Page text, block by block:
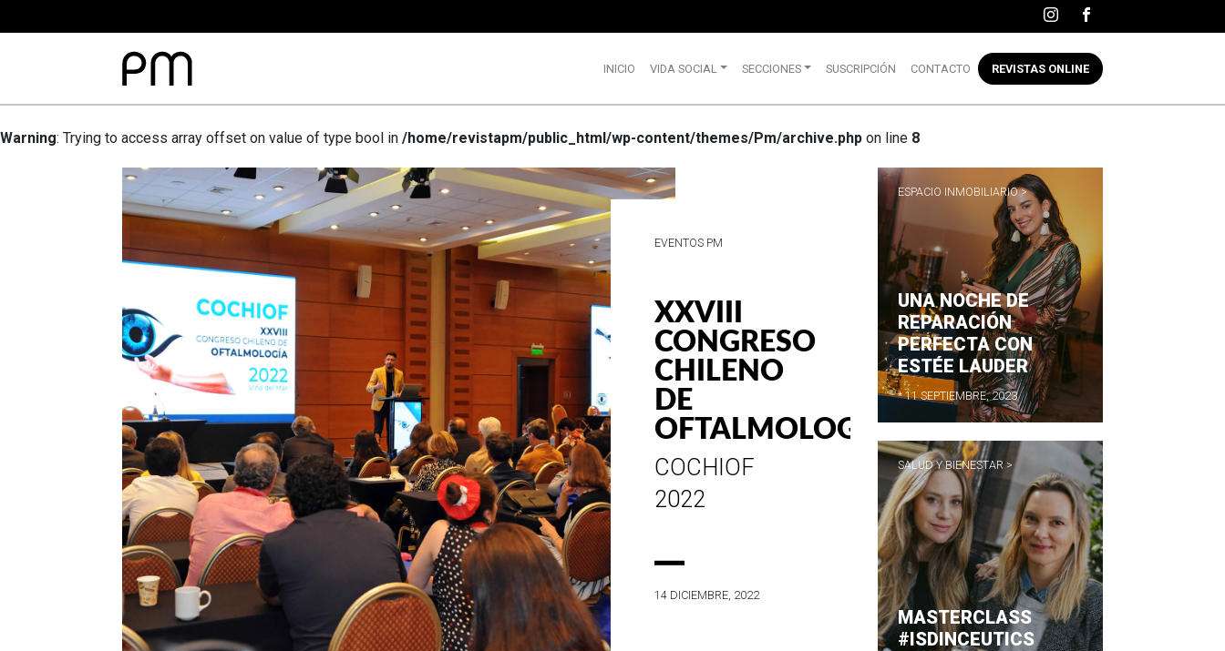
INICIO VIDA SOCIAL SECCIONES SUSCRIPCIÓN CONTACTO REVISTAS ONLINE
Warning: Trying to access array offset on value of type bool in /home/revistapm/public_html/wp-content/themes/Pm/archive.php on line 8
VIDA SOCIAL
WRANGLER
CELEBRA
SUS 75
AÑOS DE
ESTILO E
HISTORIA
EN SU MES DE
ESPACIO INMOBILIARIO >
UNA NOCHE DE
REPARACIÓN
PERFECTA CON
ESTÉE LAUDER
* 11 SEPTIEMBRE, 2023
SALUD Y BIENESTAR >
MASTERCLASS
#ISDINCEUTICS